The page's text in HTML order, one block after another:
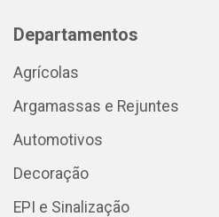
Departamentos
Agrícolas
Argamassas e Rejuntes
Automotivos
Decoração
EPI e Sinalização